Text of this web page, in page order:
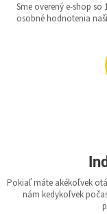
Sme overený e-shop
osobné hodnotenia
Pokiaľ máte akékoľvek
nám kedykoľvek